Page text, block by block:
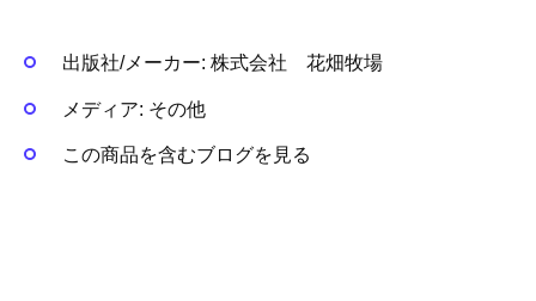
出版社/メーカー: 株式会社 花畑牧場
メディア: その他
この商品を含むブログを見る